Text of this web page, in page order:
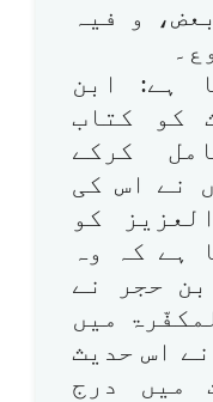
و فیہ
ہے: ابن
کو کتاب
کرکے
نے اس کی
کو
ہے کہ وہ
حجر نے
میں
اس حدیث
میں درج